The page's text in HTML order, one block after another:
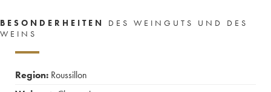
BESONDERHEITEN
DES WEINGUTS UND DES
WEINS
Region: Roussillon